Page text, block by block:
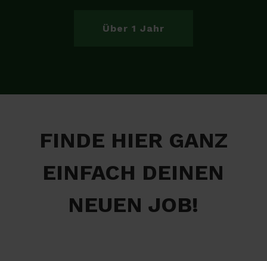
Über 1 Jahr
FINDE HIER GANZ
EINFACH DEINEN
NEUEN JOB!